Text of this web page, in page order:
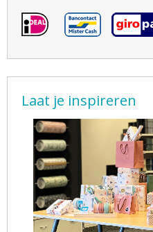
Laat je inspireren